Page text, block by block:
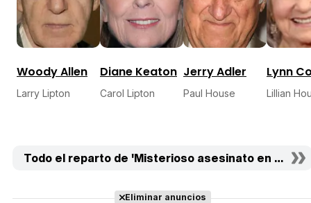
Woody Allen
Larry Lipton
Diane Keaton
Carol Lipton
Jerry Adler
Paul House
Lynn
Lillian
Todo el reparto de 'Misterioso asesinato en
Eliminar anuncios